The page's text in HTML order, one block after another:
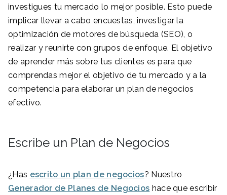
investigues tu mercado lo mejor posible. Esto puede
implicar llevar a cabo encuestas, investigar la
optimización de motores de búsqueda (SEO), o
realizar y reunirte con grupos de enfoque. El objetivo
de aprender más sobre tus clientes es para que
comprendas mejor el objetivo de tu mercado y a la
competencia para elaborar un plan de negocios
efectivo.
Escribe un Plan de Negocios
¿Has escrito un plan de negocios? Nuestro
Generador de Planes de Negocios hace que escribir